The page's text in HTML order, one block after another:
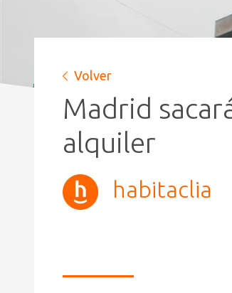
Volver
Madrid
alquiler
habitaclia